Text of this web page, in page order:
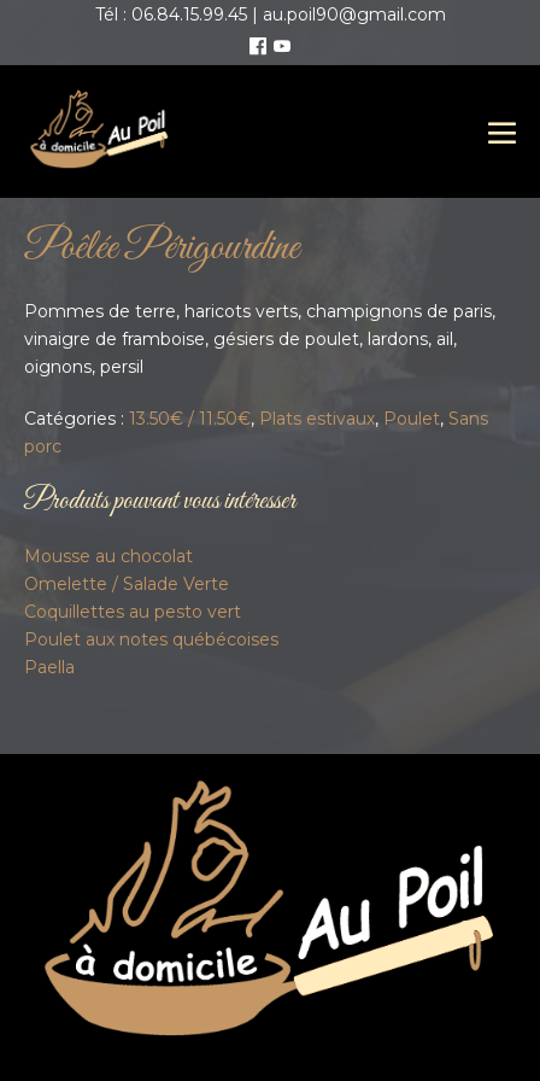
Tél : 06.84.15.99.45 | au.poil90@gmail.com
Poêlée Périgourdine
Pommes de terre, haricots verts, champignons de paris,
vinaigre de framboise, gésiers de poulet, lardons, ail,
oignons, persil
Catégories : 13.50€ / 11.50€, Plats estivaux, Poulet, Sans
porc
Produits pouvant vous intéresser
Mousse au chocolat
Omelette / Salade Verte
Coquillettes au pesto vert
Poulet aux notes québécoises
Paella